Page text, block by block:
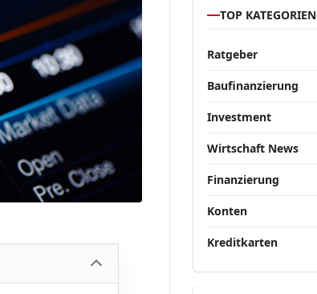
TOP KATEGORIEN
Ratgeber
Baufinanzierung
Investment
Wirtschaft News
Finanzierung
Konten
Kreditkarten